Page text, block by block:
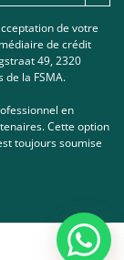
de votre
de crédit
49, 2320
de la FSMA.
en
Cette option
toujours soumise